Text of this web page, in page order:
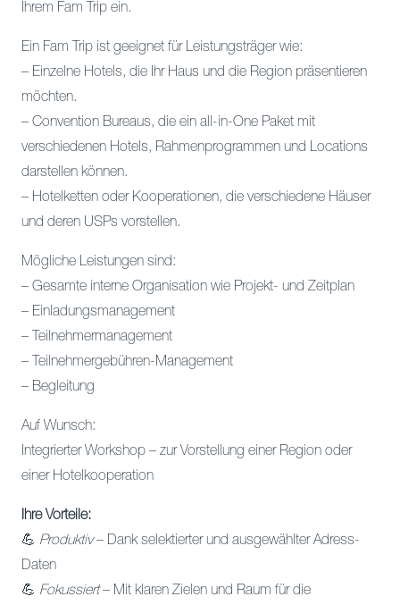
Ihrem Fam Trip ein.
Ein Fam Trip ist geeignet für Leistungsträger wie:
– Einzelne Hotels, die Ihr Haus und die Region präsentieren
möchten.
– Convention Bureaus, die ein all-in-One Paket mit
verschiedenen Hotels, Rahmenprogrammen und Locations
darstellen können.
– Hotelketten oder Kooperationen, die verschiedene Häuser
und deren USPs vorstellen.
Mögliche Leistungen sind:
– Gesamte interne Organisation wie Projekt- und Zeitplan
– Einladungsmanagement
– Teilnehmermanagement
– Teilnehmergebühren-Management
– Begleitung
Auf Wunsch:
Integrierter Workshop – zur Vorstellung einer Region oder
einer Hotelkooperation
Ihre Vorteile:
💪 Produktiv– Dank selektierter und ausgewählter Adress-
Daten
💪 Fokussiert– Mit klaren Zielen und Raum für die